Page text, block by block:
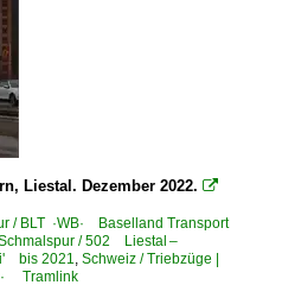
Liestal. Dezember 2022. 
/ BLT ·WB· Baselland Transport
/ 502 Liestal –
bis 2021, Schweiz / Triebzüge |
Tramlink